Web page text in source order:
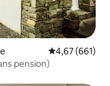
Évaluation
4,67 (661)
pension)